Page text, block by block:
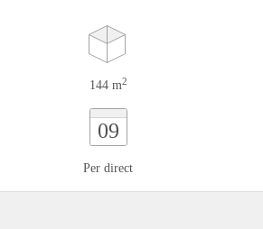
144 m2
09
Per direct